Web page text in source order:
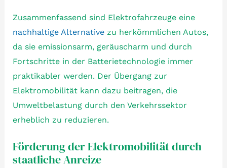
Zusammenfassend sind Elektrofahrzeuge eine
nachhaltige Alternativezu herkömmlichen Autos,
da sie emissionsarm, geräuscharm und durch
Fortschritte in der Batterietechnologie immer
praktikabler werden. Der Übergang zur
Elektromobilität kann dazu beitragen, die
Umweltbelastung durch den Verkehrssektor
erheblich zu reduzieren.
Förderung der Elektromobilität durch
staatliche Anreize